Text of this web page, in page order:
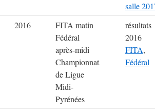
salle
2016
FITA matin
Fédéral
après-midi
Championnat
de Ligue
Midi-
Pyrénées
résultats
2016
FITA,
Fédéral